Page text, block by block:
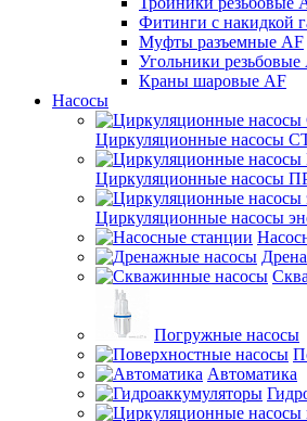
Фитинги с накидкой
Муфты разъемные AF
Угольники резьбовые
Краны шаровые AF
Насосы
Циркуляционные насосы
Циркуляционные насосы
Циркуляционные насосы
Погружные насосы
Автоматика